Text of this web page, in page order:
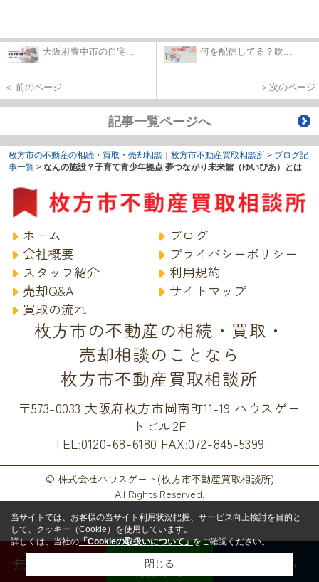
大阪府豊中市の自宅...
＜ 前のページ
何を配信してる？吹...
＞次のページ
記事一覧ページへ
枚方市の不動産の相続・買取・売却相談｜枚方市不動産買取相談所 > ブログ記
事一覧 > なんの施設？子育て青少年拠点 夢つながり未来館（ゆいぴあ）とは
ホーム
ブログ
会社概要
プライバシーポリシー
スタッフ紹介
利用規約
売却Q&A
サイトマップ
買取の流れ
枚方市の不動産の相続・買取・
売却相談のことなら
枚方市不動産買取相談所
〒573-0033 大阪府枚方市岡南町11-19 ハウスゲー
トビル2F
TEL:0120-68-6180 FAX:072-845-5399
© 株式会社ハウスゲート(枚方市不動産買取相談所)
All Rights Reserved.
無料査定する
LINEで
相談する
電話する
当サイトでは、お客様の当サイト利用状況把握、サービス向上検討を目的と
して、クッキー（Cookie）を使用しています。
詳しくは、当社の「Cookieの取扱いについて」をご確認ください。
閉じる